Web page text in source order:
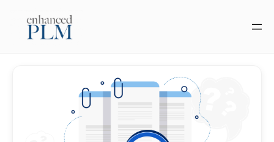
Inhalt
springen